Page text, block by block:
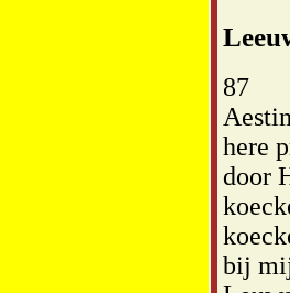
87
here
door
bij